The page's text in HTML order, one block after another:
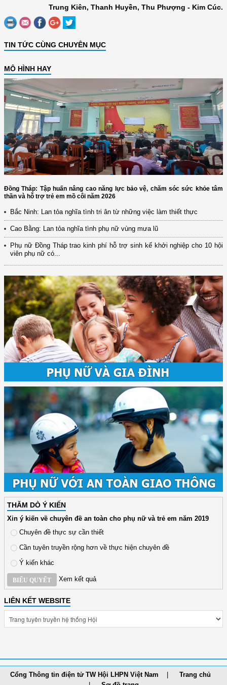
Trung Kiên, Thanh Huyền, Thu Phượng - Kim Cúc.
TIN TỨC CÙNG CHUYÊN MỤC
MÔ HÌNH HAY
Đồng Tháp: Tập huấn nâng cao năng lực bảo vệ, chăm sóc sức khỏe tâm
thần và hỗ trợ trẻ em mồ côi năm 2026
Bắc Ninh: Lan tỏa nghĩa tình tri ân từ những việc làm thiết thực
Cao Bằng: Lan tỏa nghĩa tình phụ nữ vùng mưa lũ
Phụ nữ Đồng Tháp trao kinh phí hỗ trợ sinh kế khởi nghiệp cho 10 hội
viên phụ nữ có...
THĂM DÒ Ý KIẾN
Xin ý kiến về chuyên đề an toàn cho phụ nữ và trẻ em năm 2019
Chuyên đề thực sự cần thiết
Cần tuyên truyền rộng hơn về thực hiện chuyên đề
Ý kiến khác
BIỂU QUYẾT Xem kết quả
LIÊN KẾT WEBSITE
Cổng Thông tin điện tử TW Hội LHPN Việt Nam
Trang chủ